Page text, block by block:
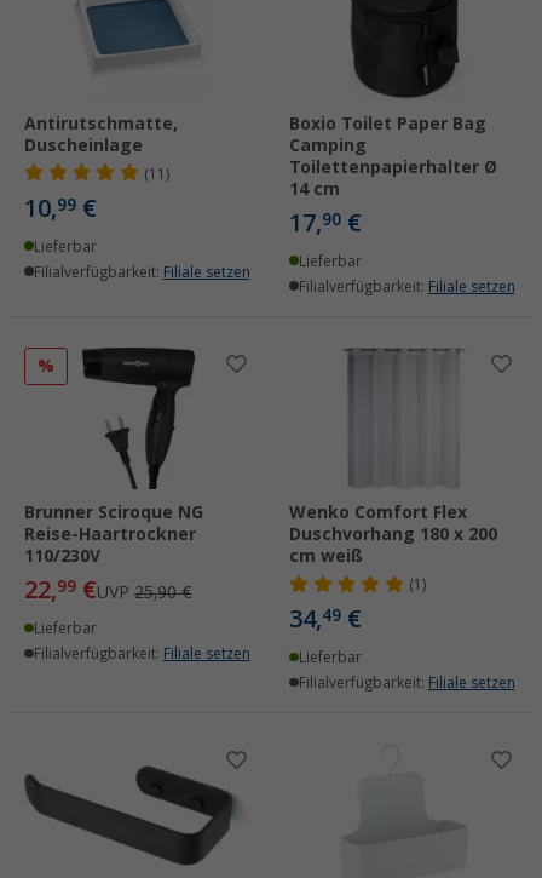
Antirutschmatte,
Duscheinlage
(11)
10,99 €
Lieferbar
Filialverfügbarkeit: Filiale setzen
Boxio Toilet Paper Bag
Camping
Toilettenpapierhalter Ø
14 cm
17,90 €
Lieferbar
Filialverfügbarkeit: Filiale setzen
%
Brunner Sciroque NG
Reise-Haartrockner
110/230V
22,99 €UVP 25,90 €
Lieferbar
Filialverfügbarkeit: Filiale setzen
Wenko Comfort Flex
Duschvorhang 180 x 200
cm weiß
(1)
34,49 €
Lieferbar
Filialverfügbarkeit: Filiale setzen